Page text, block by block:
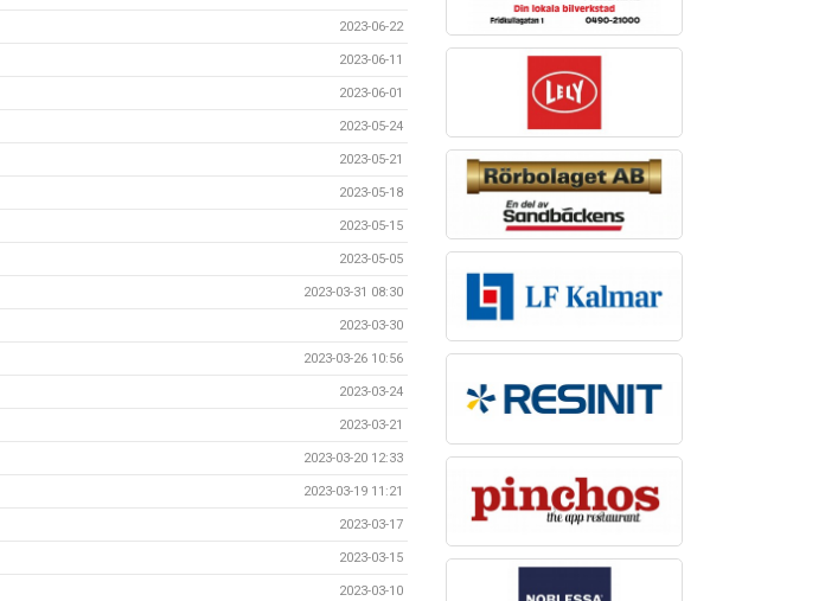
2023-06-22
2023-06-11
2023-06-01
2023-05-24
2023-05-21
2023-05-18
2023-05-15
2023-05-05
2023-03-31 08:30
2023-03-30
2023-03-26 10:56
2023-03-24
2023-03-21
2023-03-20 12:33
2023-03-19 11:21
2023-03-17
2023-03-15
2023-03-10